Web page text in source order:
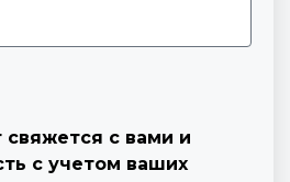
с вами и
с учетом ваших